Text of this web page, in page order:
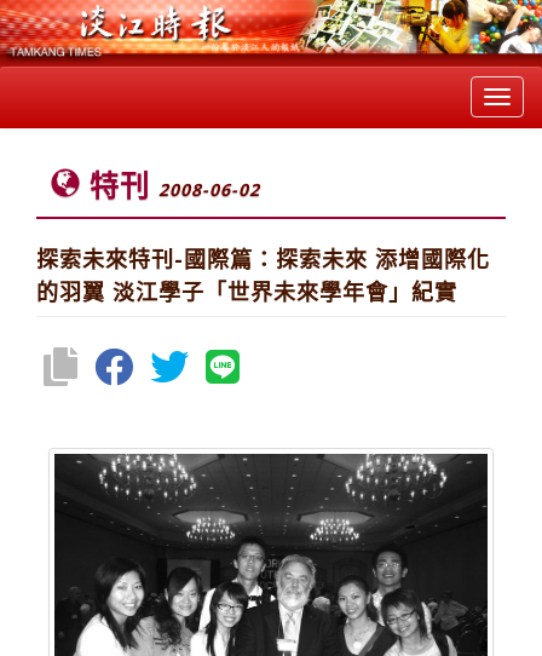
特刊 2008-06-02
探索未來特刊-國際篇：探索未來 添增國際化
的羽翼 淡江學子「世界未來學年會」紀實